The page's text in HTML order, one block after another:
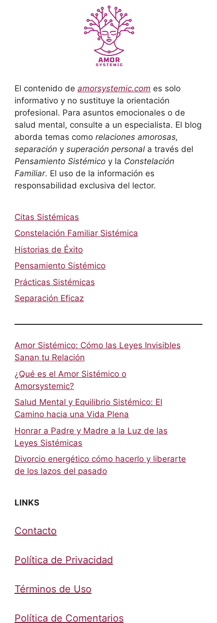
El contenido de amorsystemic.com es solo
informativo y no sustituye la orientación
profesional. Para asuntos emocionales o de
salud mental, consulte a un especialista. El blog
aborda temas como relaciones amorosas,
separación y superación personal a través del
Pensamiento Sistémico y la Constelación
Familiar. El uso de la información es
responsabilidad exclusiva del lector.
Citas Sistémicas
Constelación Familiar Sistémica
Historias de Éxito
Pensamiento Sistémico
Prácticas Sistémicas
Separación Eficaz
Amor Sistémico: Cómo las Leyes Invisibles
Sanan tu Relación
¿Qué es el Amor Sistémico o
Amorsystemic?
Salud Mental y Equilibrio Sistémico: El
Camino hacia una Vida Plena
Honrar a Padre y Madre a la Luz de las
Leyes Sistémicas
Divorcio energético cómo hacerlo y liberarte
de los lazos del pasado
LINKS
Contacto
Política de Privacidad
Términos de Uso
Política de Comentarios